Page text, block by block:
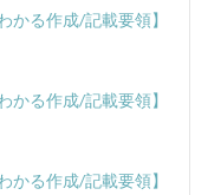
かる作成/記載要領】
かる作成/記載要領】
かる作成/記載要領】